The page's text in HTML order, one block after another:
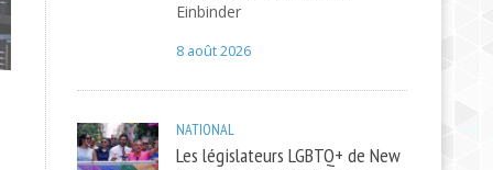
Einbinder
8 août 2026
NATIONAL
Les législateurs LGBTQ+ de New